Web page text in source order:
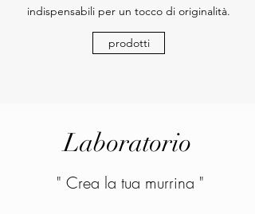
indispensabili per un tocco di originalità.
prodotti
Laboratorio
" Crea la tua murrina "